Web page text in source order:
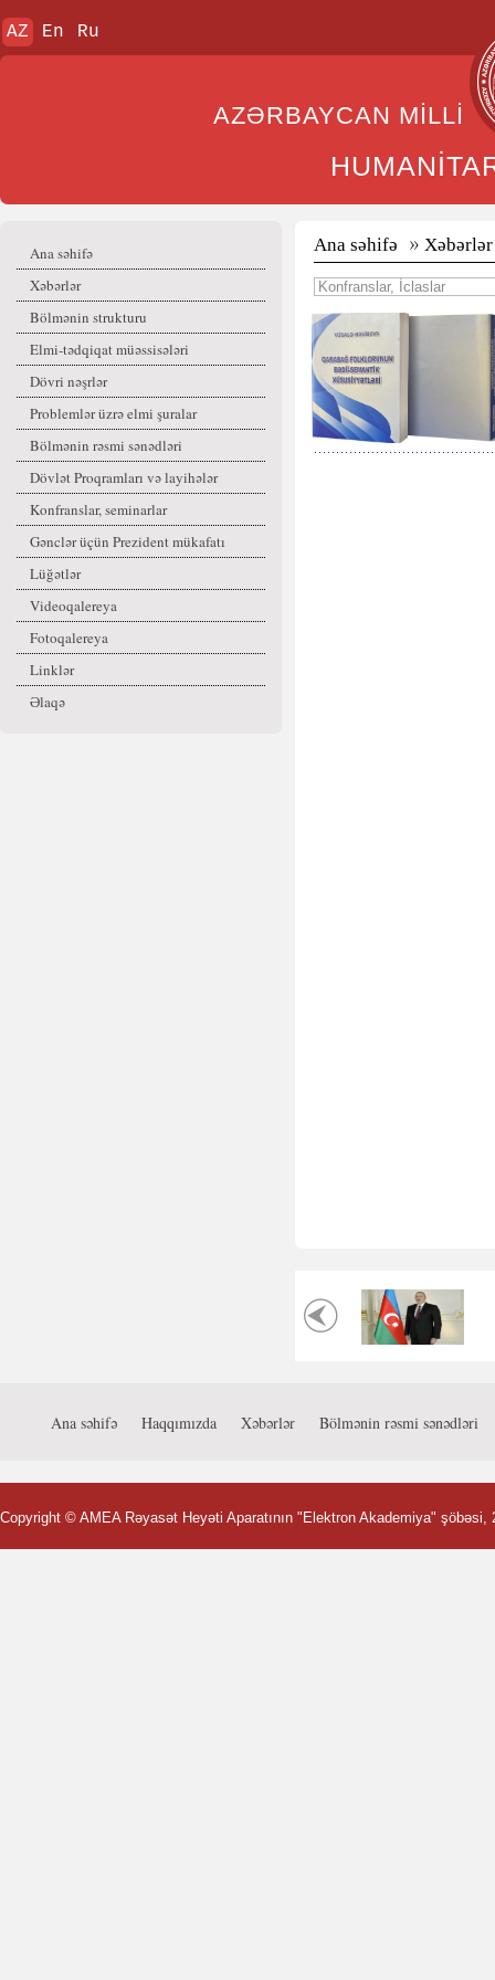
AZ En Ru
AZƏRBAYCAN
Ana səhifə
Xəbərlər
Bölmənin strukturu
Elmi-tədqiqat müəssisələri
Dövri nəşrlər
Problemlər üzrə elmi şuralar
Bölmənin rəsmi sənədləri
Dövlət Proqramları və layihələr
Konfranslar, seminarlar
Gənclər üçün Prezident mükafatı
Lüğətlər
Videoqalereya
Fotoqalereya
Linklər
Əlaqə
Ana səhifə Xəbərlər
Ana səhifə Haqqımızda Xəbərlər Bölmənin rəsmi sənədləri
Copyright © AMEA Rəyasət Heyəti Aparatının "Elektron Akademiya" şöbəsi,